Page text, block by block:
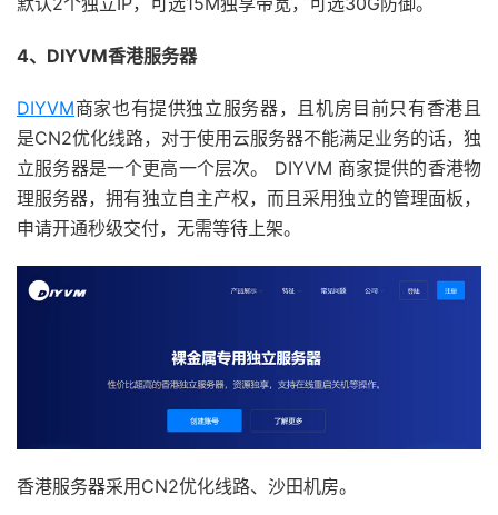
4、DIYVM香港服务器
DIYVM商家也有提供独立服务器，且机房目前只有香港且
是CN2优化线路，对于使用云服务器不能满足业务的话，独
立服务器是一个更高一个层次。 DIYVM 商家提供的香港物
理服务器，拥有独立自主产权，而且采用独立的管理面板，
申请开通秒级交付，无需等待上架。
香港服务器采用CN2优化线路、沙田机房。